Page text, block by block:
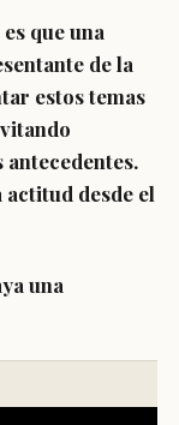
que una
de la
estos temas
desde el
una